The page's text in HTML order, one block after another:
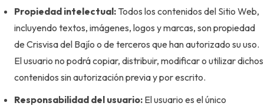
Propiedad intelectual: Todos los contenidos del Sitio Web,
incluyendo textos, imágenes, logos y marcas, son propiedad
de Crisvisa del Bajío o de terceros que han autorizado su uso.
El usuario no podrá copiar, distribuir, modificar o utilizar dichos
contenidos sin autorización previa y por escrito.
Responsabilidad del usuario: El usuario es el único